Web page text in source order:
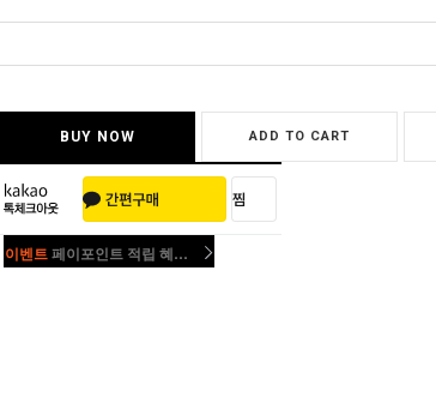
BUY NOW ADD TO CART
이벤트 페이포인트 적립 혜택 2배 UP!